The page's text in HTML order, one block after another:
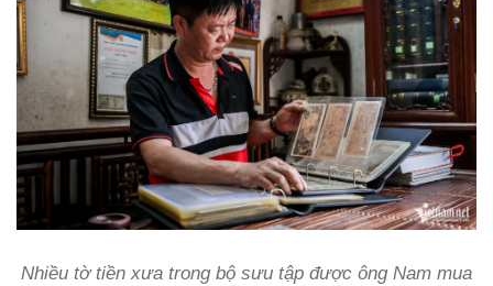
Nhiều tờ tiền xưa trong bộ sưu tập được ông Nam mua